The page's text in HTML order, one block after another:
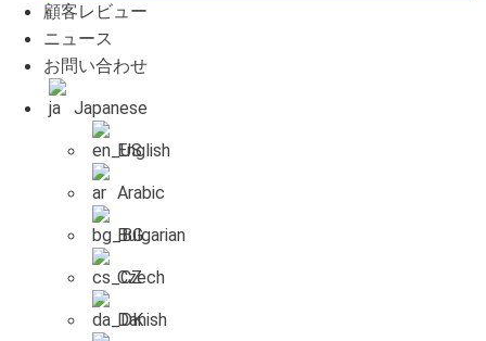
顧客レビュー
ニュース
お問い合わせ
Japanese
English
Arabic
Bulgarian
Czech
Danish